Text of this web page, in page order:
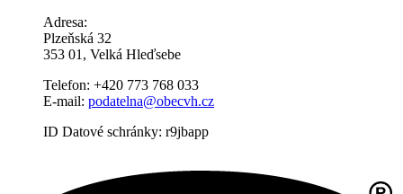
Adresa:
Plzeňská 32
353 01, Velká Hleďsebe
Telefon: +420 773 768 033
E-mail: podatelna@obecvh.cz
ID Datové schránky: r9jbapp